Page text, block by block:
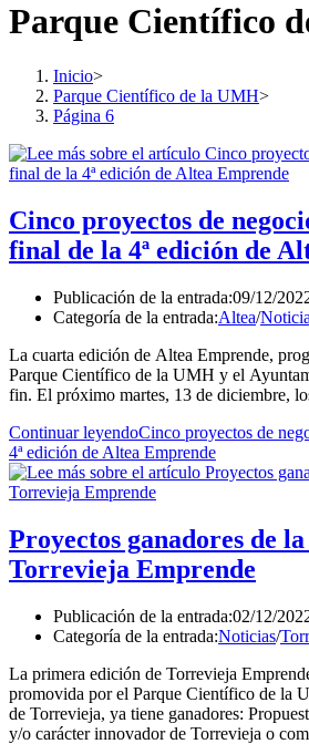
Parque Científico
Inicio>
Parque Científico de la UMH>
Página 6
Cinco proyectos de
final de la 4ª edición de
Publicación de la entrada:09/12/
Categoría de la entrada:Altea/
La cuarta edición de Altea Emprende,
Parque Científico de la UMH y el
fin. El próximo martes, 13 de diciembre,
Continuar leyendoCinco proyectos de
4ª edición de Altea Emprende
Proyectos ganadores de la
Torrevieja Emprende
Publicación de la entrada:02/12/
Categoría de la entrada:Noticias/
La primera edición de Torrevieja
promovida por el Parque Científico de la
de Torrevieja, ya tiene ganadores:
y/o carácter innovador de Torrevieja o